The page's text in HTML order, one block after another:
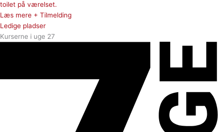
toilet på værelset.
Læs mere + Tilmelding
Ledige pladser
Kurserne i uge 27